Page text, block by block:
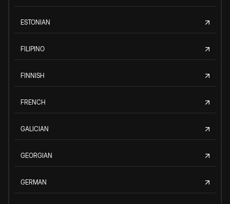
ESTONIAN
FILIPINO
FINNISH
FRENCH
GALICIAN
GEORGIAN
GERMAN